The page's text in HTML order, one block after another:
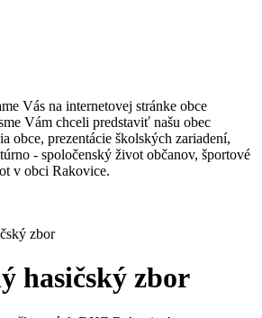
Vás na internetovej stránke obce
Vám chceli predstaviť našu obec
obce, prezentácie školských zariadení,
- spoločenský život občanov, športové
v obci Rakovice.
zbor
hasičský zbor